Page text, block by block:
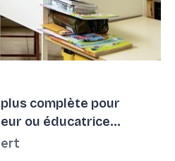
complète pour
ou éducatrice